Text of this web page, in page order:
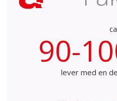
ca
90-
lever med en